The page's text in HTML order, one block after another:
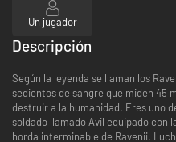
Un jugador
Descripción
Según la leyenda se llaman los
sedientos de sangre que miden 45
destruir a la humanidad. Eres uno
soldado llamado Avil equipado con
horda interminable de Ravenii.